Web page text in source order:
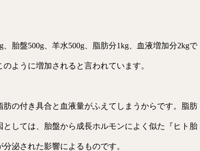
胎盤500g、羊水500g、脂肪分1kg、血液増加分2kgで
ように増加されると言われています。
の付き具合と血液量がふえてしまうからです。脂肪
しては、胎盤から成長ホルモンによく似た『ヒト胎
泌された影響によるものです。